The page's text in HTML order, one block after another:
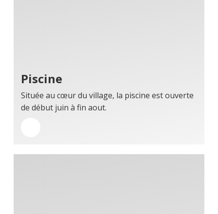
Piscine
Située au cœur du village, la piscine est ouverte
de début juin à fin aout.